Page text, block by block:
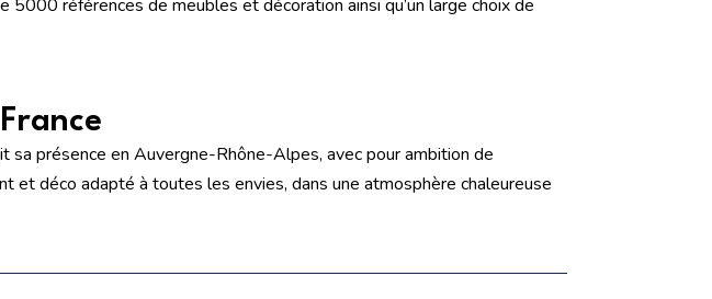
références de meubles et décoration ainsi qu’un large choix de
présence en Auvergne-Rhône-Alpes, avec pour ambition de
et déco adapté à toutes les envies, dans une atmosphère chaleureuse